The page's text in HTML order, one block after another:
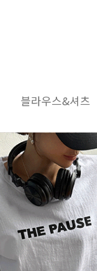
블라우스&셔츠